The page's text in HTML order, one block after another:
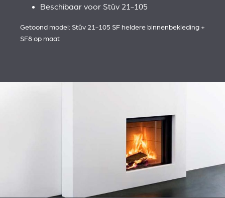
Beschibaar voor Stûv 21-105
Getoond model: Stûv 21-105 SF heldere binnenbekleding +
SF8 op maat